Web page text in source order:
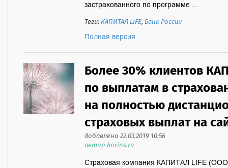
застрахованного по программе ...
Теги:КАПИТАЛ LIFE, Банк России
Полная версия
Более 30% клиентов
по выплатам в
на полностью
страховых выплат на
добавлено 22.03.2019 10:56
автор korins.ru
Страховая компания КАПИТАЛ LIFE